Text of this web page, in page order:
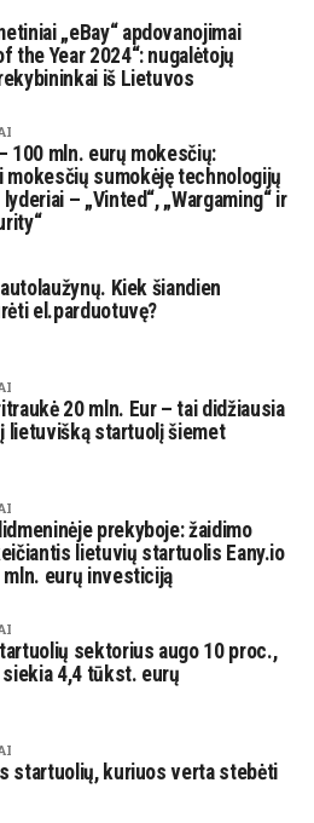
„eBay“ apdovanojimai
the Year 2024“: nugalėtojų
iš Lietuvos
100 mln. eurų mokesčių:
mokesčių sumokėję technologijų
– „Vinted“, „Wargaming“ ir
Kiek šiandien
el.parduotuvę?
20 mln. Eur – tai didžiausia
lietuvišką startuolį šiemet
prekyboje: žaidimo
lietuvių startuolis Eany.io
mln. eurų investiciją
sektorius augo 10 proc.,
siekia 4,4 tūkst. eurų
startuolių, kuriuos verta stebėti